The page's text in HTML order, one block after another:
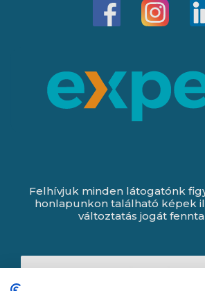
Felhívjuk minden látogatónk
honlapunkon található képek
változtatás jogát